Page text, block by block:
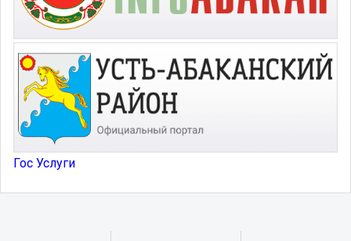
Гос Услуги